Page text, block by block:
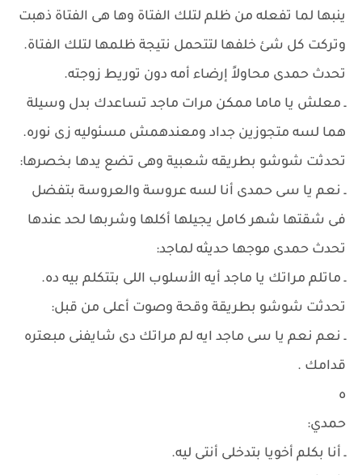
ينبها لما تفعله من ظلم لتلك الفتاة وها هى الفتاة ذهبت
وتركت كل شئ خلفها لتتحمل نتيجة ظلمها لتلك الفتاة.
تحدث حمدى محاولاً إرضاء أمه دون توريط زوجته.
ـ معلش يا ماما ممكن مرات ماجد تساعدك بدل وسيلة
هما لسه متجوزين جداد ومعندهمش مسئوليه زى نوره.
تحدثت شوشو بطريقه شعبية وهى تضع يدها بخصرها:
ـ نعم يا سى حمدى أنا لسه عروسة والعروسة بتفضل
فى شقتها شهر كامل يجيلها أكلها وشربها لحد عندها
تحدث حمدى موجها حديثه لماجد:
ـ ماتلم مراتك يا ماجد أيه الأسلوب اللى بتتكلم بيه ده.
تحدثت شوشو بطريقة وقحة وصوت أعلى من قبل:
ـ نعم نعم يا سى ماجد ايه لم مراتك دى شايفنى مبعتره
قدامك .
ه
حمدي:
ـ أنا بكلم أخويا بتدخلى أنتى ليه.